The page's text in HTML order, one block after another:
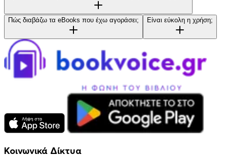
Πώς διαβάζω τα eBooks που έχω αγοράσει; Είναι εύκολη η χρήση;
Κοινωνικά Δίκτυα